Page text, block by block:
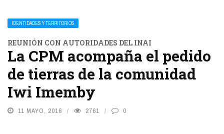
IDENTIDADES Y TERRITORIOS
REUNIÓN CON AUTORIDADES DEL INAI
La CPM acompaña el pedido
de tierras de la comunidad
Iwi Imemby
11 MAYO, 2016 2761 0